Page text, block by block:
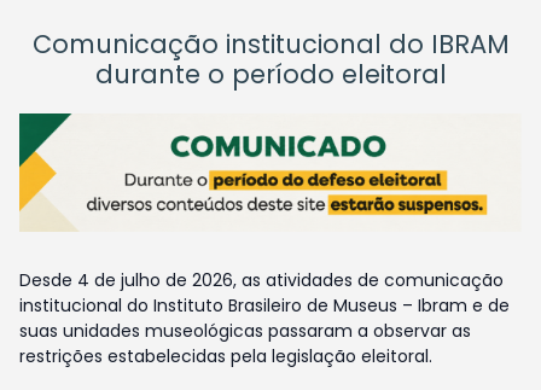
Comunicação institucional do IBRAM
durante o período eleitoral
Desde 4 de julho de 2026, as atividades de comunicação
institucional do Instituto Brasileiro de Museus – Ibram e de
suas unidades museológicas passaram a observar as
restrições estabelecidas pela legislação eleitoral.